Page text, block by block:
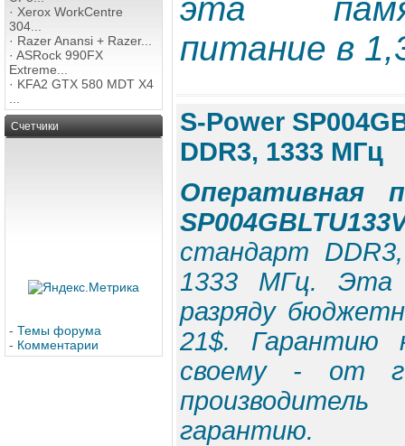
· Xerox WorkCentre
304...
· Razer Anansi + Razer...
· ASRock 990FX
Extreme...
· KFA2 GTX 580 MDT X4
Счетчики
- Темы форума
- Комментарии
эта
питание в
S-Power
DDR3, 1333 МГц
Оперативная
стандарт
1333 МГц. Эта
разряду
21$. Гарантию
своему - от
гарантию.